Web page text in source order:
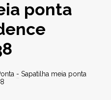
ponta
- Sapatilha meia ponta